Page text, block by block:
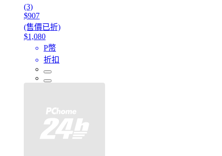
(3)
$907
(售價已折)
$1,080
P幣
折扣